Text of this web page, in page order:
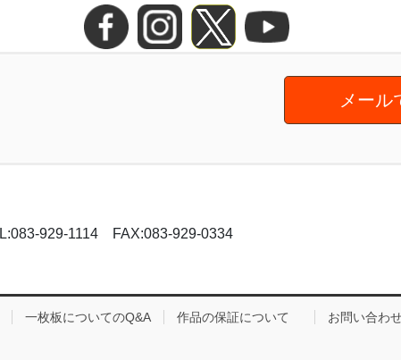
メール
929-1114 FAX:083-929-0334
一枚板についてのQ&A 作品の保証について お問い合わ